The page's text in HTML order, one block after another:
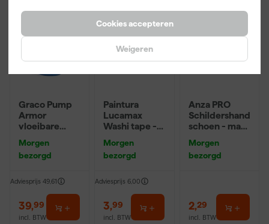
Cookies accepteren
Weigeren
Graco Pump
Armor
vloeibare
- 0,95L
Morgen
bezorgd
Adviesprijs 49,61
39,99
incl. BTW
Paintura
Lucamax
Washi tape -
Morgen
bezorgd
Adviesprijs 6,00
3,99
incl. BTW
Anza PRO
Schildershand
schoen - maat
Morgen
bezorgd
2,29
incl. BTW